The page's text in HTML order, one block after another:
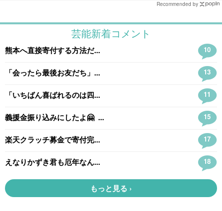
Recommended by